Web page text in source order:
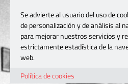
Se advierte al usuario del uso de
de personalización y de análisis al
para mejorar nuestros servicios y
estrictamente estadística de la
web.
Política de cookies